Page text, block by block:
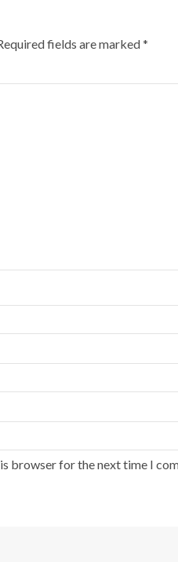
fields are marked*
browser for the next time I